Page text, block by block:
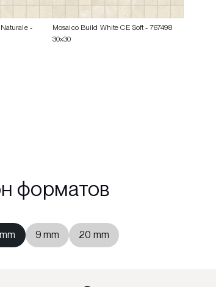
-
Mosaico Build White CE Soft- 767498
30x30
форматов
9 mm 20 mm